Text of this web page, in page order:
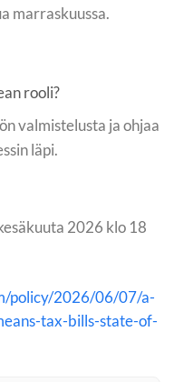
marraskuussa.
rooli?
valmistelusta ja ohjaa
läpi.
2026 klo 18
policy/2026/06/07/a-
tax-bills-state-of-